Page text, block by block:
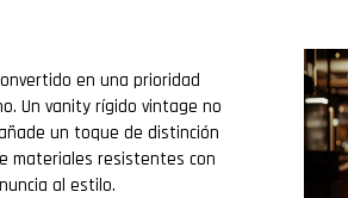
en una prioridad
Un vanity rígido vintage no
un toque de distinción
materiales resistentes con
al estilo.